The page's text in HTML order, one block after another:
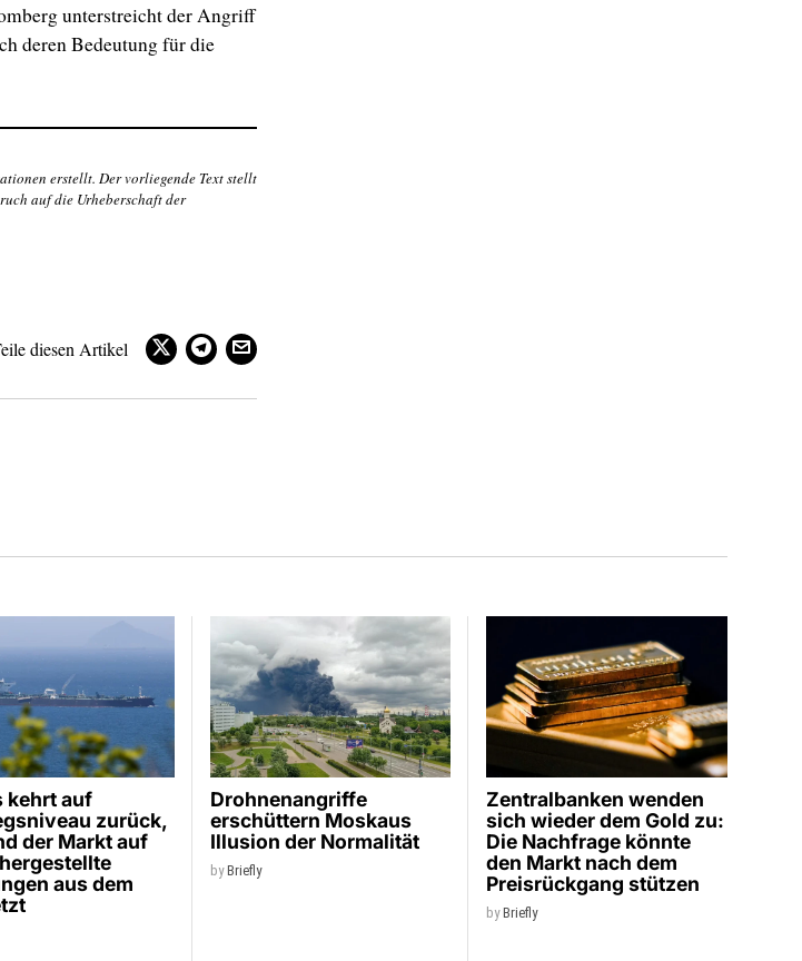
unterstreicht der Angriff
deren Bedeutung für die
erstellt. Der vorliegende Text stellt
auf die Urheberschaft der
diesen Artikel
kehrt auf
zurück,
der Markt auf
aus dem
Drohnenangriffe
erschüttern Moskaus
Illusion der Normalität
byBriefly
Zentralbanken wenden
sich wieder dem Gold zu:
Die Nachfrage könnte
den Markt nach dem
Preisrückgang stützen
byBriefly